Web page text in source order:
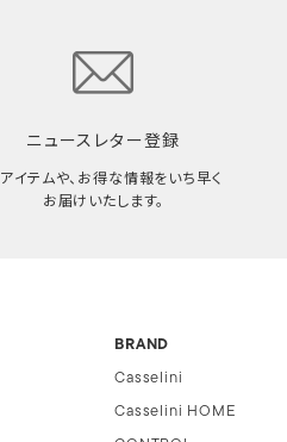
ニュースレター登録
イテムや、お得な情報をいち早く
お届けいたします。
BRAND
Casselini
Casselini HOME